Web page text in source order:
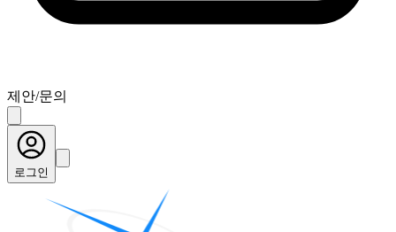
제안/문의
로그인